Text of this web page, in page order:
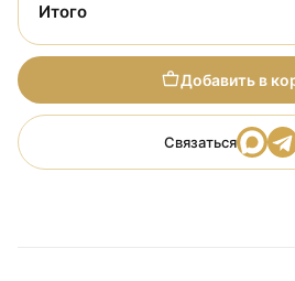
Итого
Добавить в
Связаться